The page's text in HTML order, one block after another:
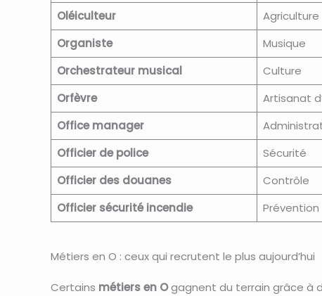
Oléiculteur
Agriculture
Organiste
Musique
Orchestrateur musical
Culture
Orfèvre
Artisanat
Office manager
Officier de police
Sécurité
Officier des douanes
Contrôle
Officier sécurité incendie
Prévention
Métiers en O : ceux qui recrutent le plus aujourd’hui
Certains métiers en Ogagnent du terrain grâce à